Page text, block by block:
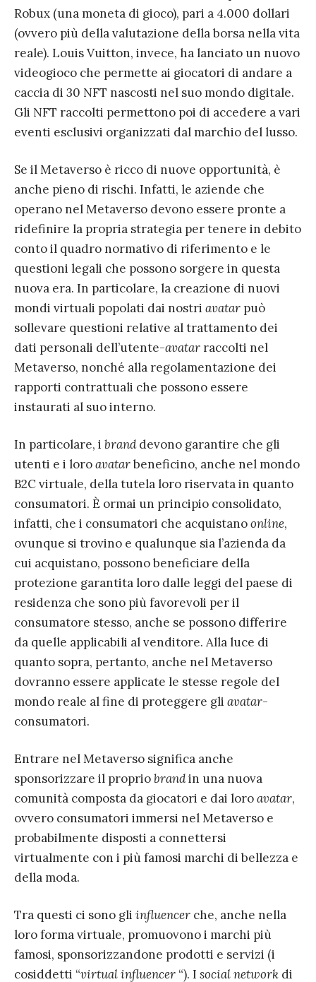
Robux (una moneta di gioco), pari a 4.000 dollari
(ovvero più della valutazione della borsa nella vita
reale). Louis Vuitton, invece, ha lanciato un nuovo
videogioco che permette ai giocatori di andare a
caccia di 30 NFT nascosti nel suo mondo digitale.
Gli NFT raccolti permettono poi di accedere a vari
eventi esclusivi organizzati dal marchio del lusso.
Se il Metaverso è ricco di nuove opportunità, è
anche pieno di rischi. Infatti, le aziende che
operano nel Metaverso devono essere pronte a
ridefinire la propria strategia per tenere in debito
conto il quadro normativo di riferimento e le
questioni legali che possono sorgere in questa
nuova era. In particolare, la creazione di nuovi
mondi virtuali popolati dai nostri avatar può
sollevare questioni relative al trattamento dei
dati personali dell’utente-avatar raccolti nel
Metaverso, nonché alla regolamentazione dei
rapporti contrattuali che possono essere
instaurati al suo interno.
In particolare, i branddevono garantire che gli
utenti e i loroavatarbeneficino, anche nel mondo
B2C virtuale, della tutela loro riservata in quanto
consumatori. È ormai un principio consolidato,
infatti, che i consumatori che acquistanoonline,
ovunque si trovino e qualunque sia l’azienda da
cui acquistano, possono beneficiare della
protezione garantita loro dalle leggi del paese di
residenza che sono più favorevoli per il
consumatore stesso, anche se possono differire
da quelle applicabili al venditore. Alla luce di
quanto sopra, pertanto, anche nel Metaverso
dovranno essere applicate le stesse regole del
mondo reale al fine di proteggere gli avatar-
consumatori.
Entrare nel Metaverso significa anche
sponsorizzare il propriobrandin una nuova
comunità composta da giocatori e dai loroavatar,
ovvero consumatori immersi nel Metaverso e
probabilmente disposti a connettersi
virtualmente con i più famosi marchi di bellezza e
della moda.
Tra questi ci sono gli influencer che, anche nella
loro forma virtuale, promuovono i marchi più
famosi, sponsorizzandone prodotti e servizi (i
cosiddetti “virtual influencer “). I social network di